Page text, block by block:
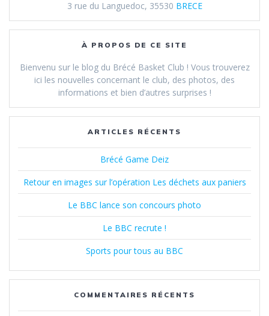
3 rue du Languedoc, 35530 BRECE
À PROPOS DE CE SITE
Bienvenu sur le blog du Brécé Basket Club ! Vous trouverez
ici les nouvelles concernant le club, des photos, des
informations et bien d’autres surprises !
ARTICLES RÉCENTS
Brécé Game Deiz
Retour en images sur l’opération Les déchets aux paniers
Le BBC lance son concours photo
Le BBC recrute !
Sports pour tous au BBC
COMMENTAIRES RÉCENTS